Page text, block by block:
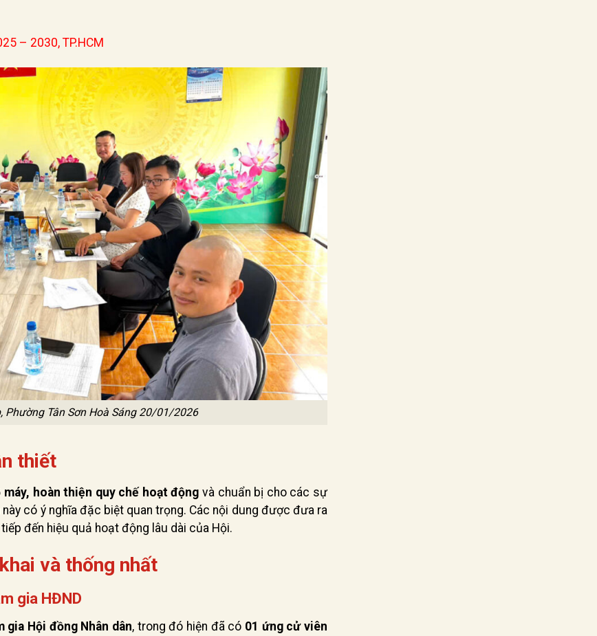
– 2030, TP.HCM
Phường Tân Sơn Hoà Sáng 20/01/2026
thiết
máy, hoàn thiện quy chế hoạt động và chuẩn bị cho các sự
có ý nghĩa đặc biệt quan trọng. Các nội dung được đưa ra
đến hiệu quả hoạt động lâu dài của Hội.
và thống nhất
gia HĐND
Hội đồng Nhân dân, trong đó hiện đã có 01 ứng cử viên